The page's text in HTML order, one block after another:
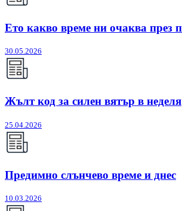
Ето какво време ни очаква през
30.05.2026
Жълт код за силен вятър в неделя
25.04.2026
Предимно слънчево време и днес
10.03.2026